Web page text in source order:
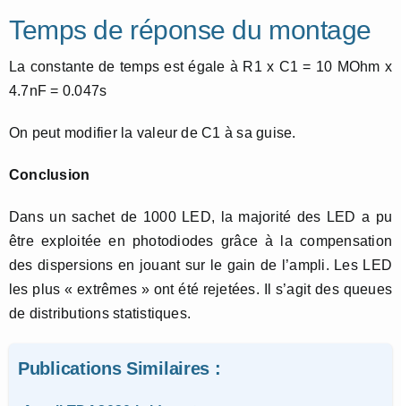
Temps de réponse du montage
La constante de temps est égale à R1 x C1 = 10 MOhm x
4.7nF = 0.047s
On peut modifier la valeur de C1 à sa guise.
Conclusion
Dans un sachet de 1000 LED, la majorité des LED a pu
être exploitée en photodiodes grâce à la compensation
des dispersions en jouant sur le gain de l’ampli. Les LED
les plus « extrêmes » ont été rejetées. Il s’agit des queues
de distributions statistiques.
Publications Similaires :